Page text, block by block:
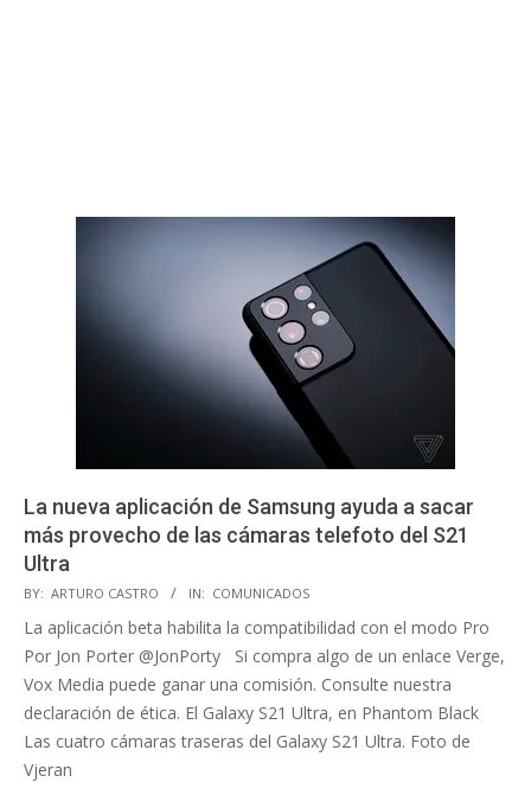
La nueva aplicación de Samsung ayuda a sacar
más provecho de las cámaras telefoto del S21
Ultra
2021-
11-
25
BY: ARTURO CASTRO IN: COMUNICADOS
La aplicación beta habilita la compatibilidad con el modo Pro
Por Jon Porter @JonPorty Si compra algo de un enlace Verge,
Vox Media puede ganar una comisión. Consulte nuestra
declaración de ética. El Galaxy S21 Ultra, en Phantom Black
Las cuatro cámaras traseras del Galaxy S21 Ultra. Foto de
Vjeran